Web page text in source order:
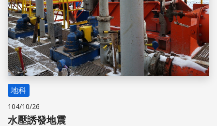
地科
104/10/26
水壓誘發地震